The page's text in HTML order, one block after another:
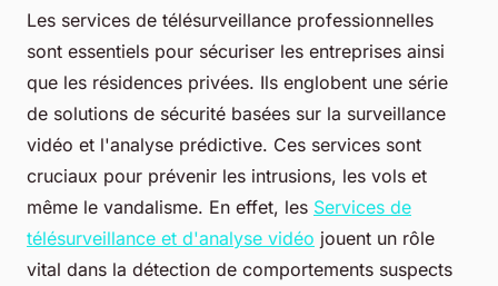
Les services de télésurveillance professionnelles
sont essentiels pour sécuriser les entreprises ainsi
que les résidences privées. Ils englobent une série
de solutions de sécurité basées sur la surveillance
vidéo et l'analyse prédictive. Ces services sont
cruciaux pour prévenir les intrusions, les vols et
même le vandalisme. En effet, les Services de
télésurveillance et d'analyse vidéo jouent un rôle
vital dans la détection de comportements suspects